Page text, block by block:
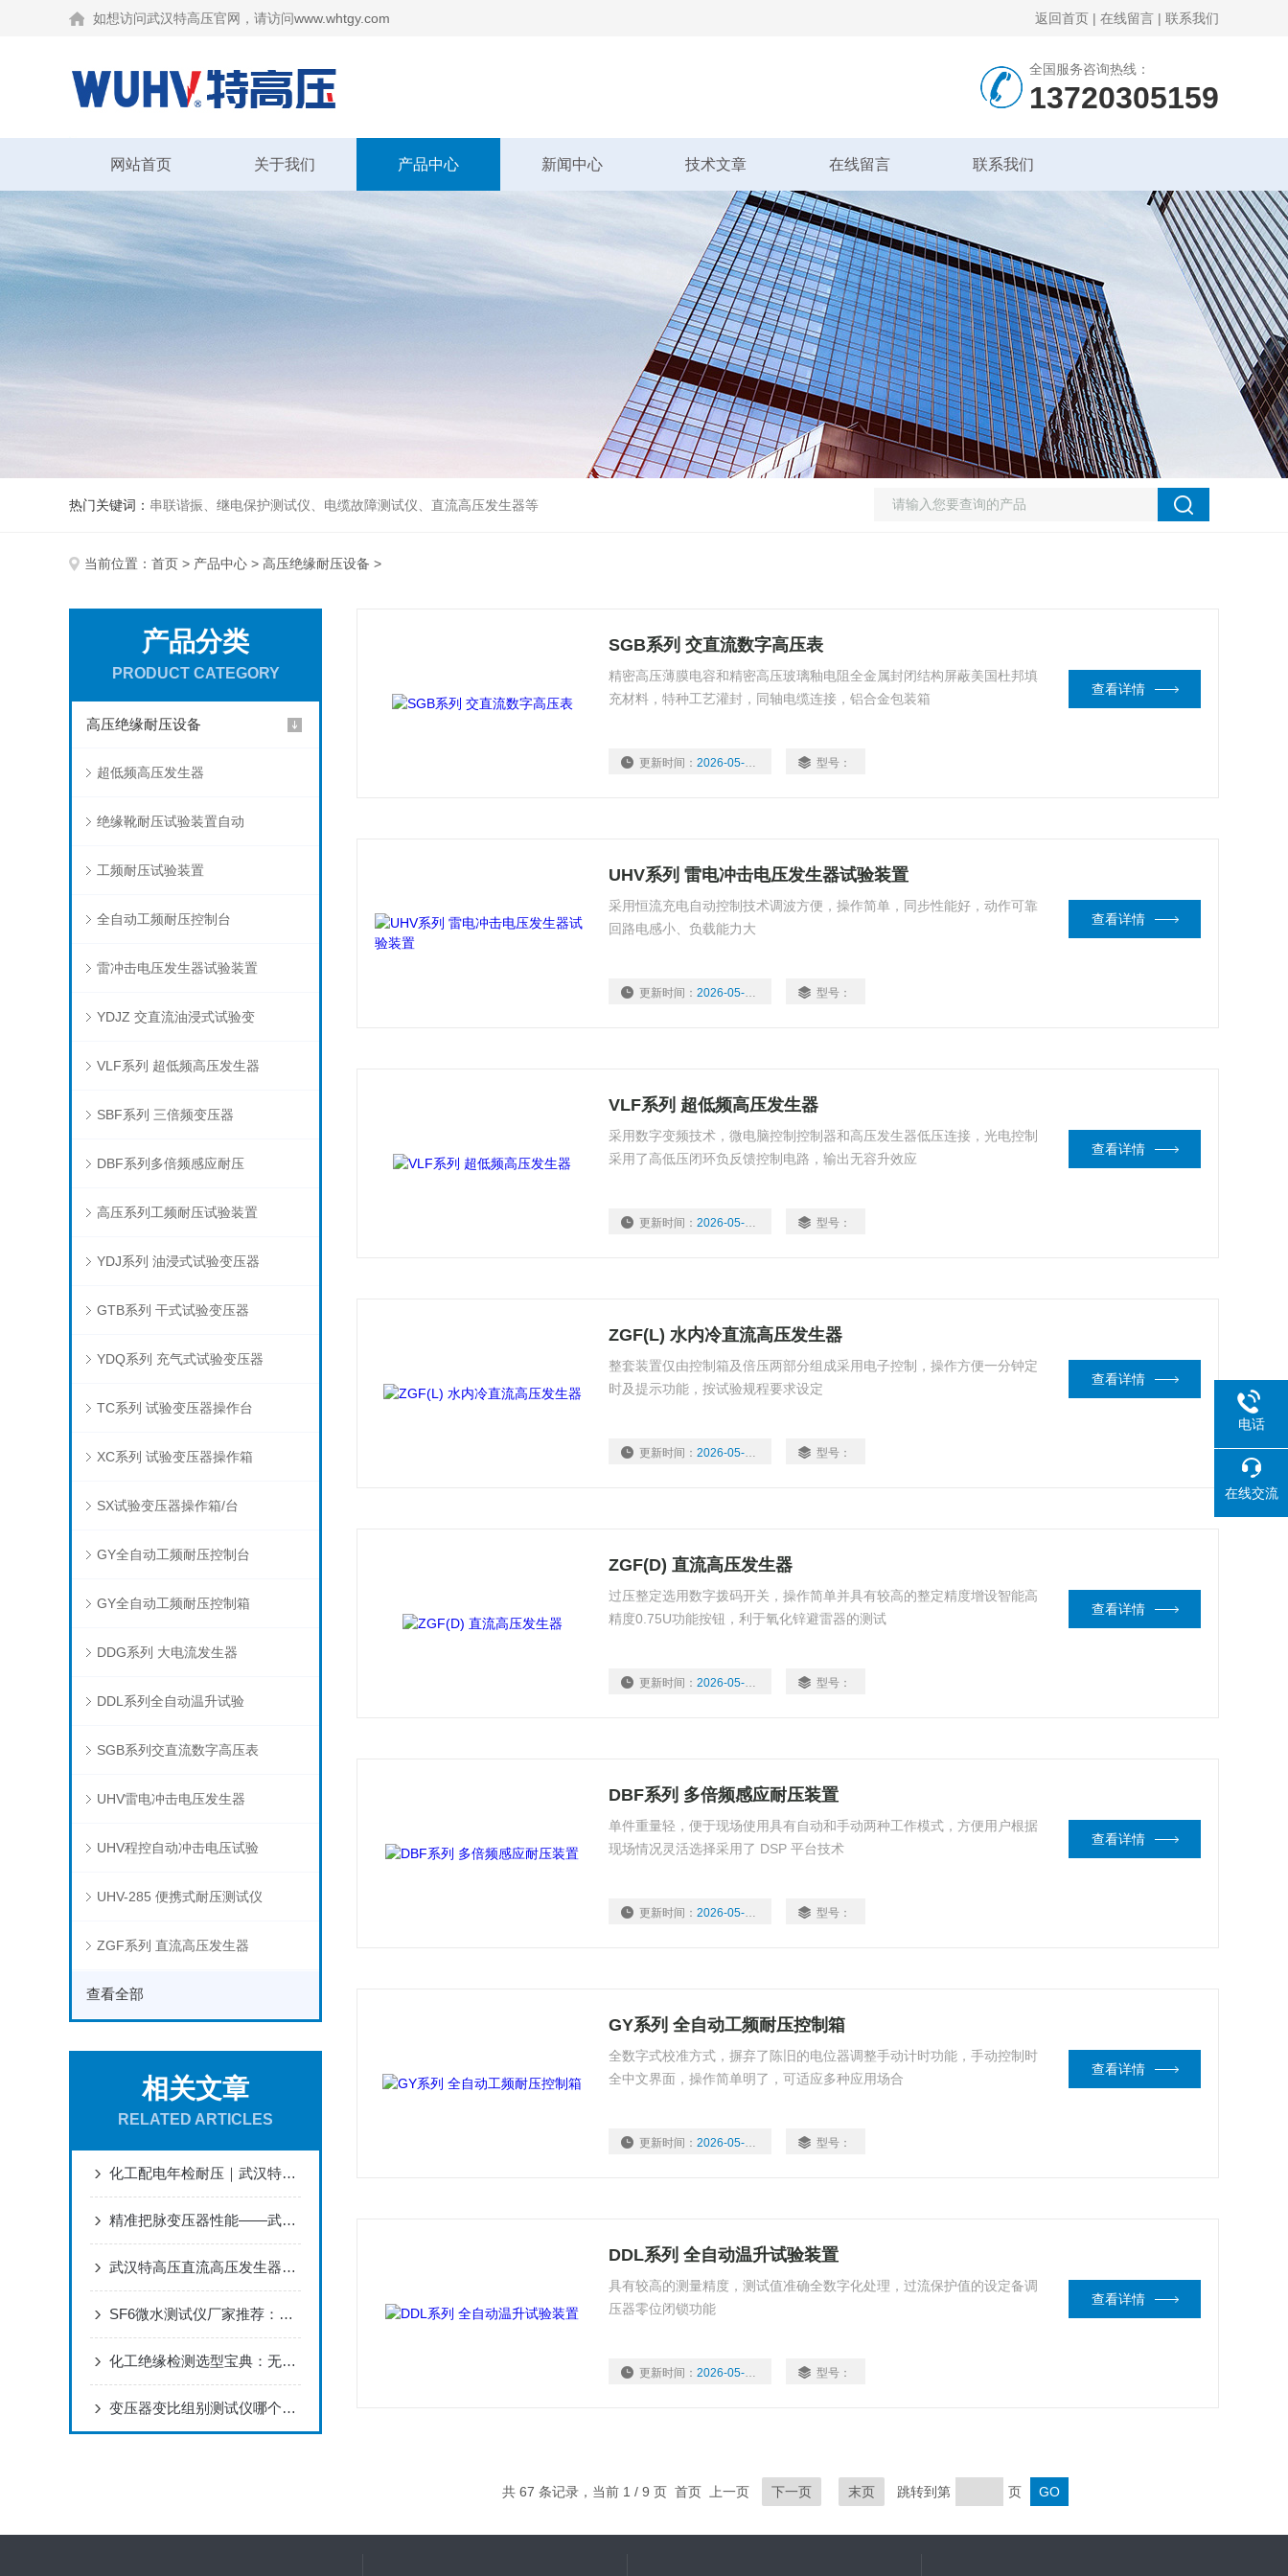
如想访问武汉特高压官网，请访问www.whtgy.com 返回首页 | 在线留言 | 联系我们
全国服务咨询热线：
13720305159
网站首页 关于我们 产品中心 新闻中心 技术文章 在线留言 联系我们
热门关键词： 串联谐振、继电保护测试仪、电缆故障测试仪、直流高压发生器等
当前位置： 首页 > 产品中心 > 高压绝缘耐压设备 >
产品分类
PRODUCT CATEGORY
高压绝缘耐压设备
超低频高压发生器
绝缘靴耐压试验装置自动
工频耐压试验装置
全自动工频耐压控制台
雷冲击电压发生器试验装置
YDJZ 交直流油浸式试验变
VLF系列 超低频高压发生器
SBF系列 三倍频变压器
DBF系列多倍频感应耐压
高压系列工频耐压试验装置
YDJ系列 油浸式试验变压器
GTB系列 干式试验变压器
YDQ系列 充气式试验变压器
TC系列 试验变压器操作台
XC系列 试验变压器操作箱
SX试验变压器操作箱/台
GY全自动工频耐压控制台
GY全自动工频耐压控制箱
DDG系列 大电流发生器
DDL系列全自动温升试验
SGB系列交直流数字高压表
UHV雷电冲击电压发生器
UHV程控自动冲击电压试验
UHV-285 便携式耐压测试仪
ZGF系列 直流高压发生器
查看全部
相关文章
RELATED ARTICLES
化工配电年检耐压｜武汉特高压工频耐压装置稳压精准不误判
精准把脉变压器性能——武汉特高压电力变压器变比测试仪获用户广泛好评
武汉特高压直流高压发生器：市场行情的晴雨表
SF6微水测试仪厂家推荐：守护气体绝缘“干燥度”
化工绝缘检测选型宝典：无局放耐压试验装置型号选择这样选不踩坑
变压器变比组别测试仪哪个厂家好？武汉特高压用现场实测数据回应用户选择
SGB系列 交直流数字高压表
精密高压薄膜电容和精密高压玻璃釉电阻全金属封闭结构屏蔽美国杜邦填
充材料，特种工艺灌封，同轴电缆连接，铝合金包装箱
更新时间：2026-05-22 型号：
查看详情
UHV系列 雷电冲击电压发生器试验装置
采用恒流充电自动控制技术调波方便，操作简单，同步性能好，动作可靠
回路电感小、负载能力大
更新时间：2026-05-22 型号：
查看详情
VLF系列 超低频高压发生器
采用数字变频技术，微电脑控制控制器和高压发生器低压连接，光电控制
采用了高低压闭环负反馈控制电路，输出无容升效应
更新时间：2026-05-22 型号：
查看详情
ZGF(L) 水内冷直流高压发生器
整套装置仅由控制箱及倍压两部分组成采用电子控制，操作方便一分钟定
时及提示功能，按试验规程要求设定
更新时间：2026-05-22 型号：
查看详情
ZGF(D) 直流高压发生器
过压整定选用数字拨码开关，操作简单并具有较高的整定精度增设智能高
精度0.75U功能按钮，利于氧化锌避雷器的测试
更新时间：2026-05-22 型号：
查看详情
DBF系列 多倍频感应耐压装置
单件重量轻，便于现场使用具有自动和手动两种工作模式，方便用户根据
现场情况灵活选择采用了 DSP 平台技术
更新时间：2026-05-22 型号：
查看详情
GY系列 全自动工频耐压控制箱
全数字式校准方式，摒弃了陈旧的电位器调整手动计时功能，手动控制时
全中文界面，操作简单明了，可适应多种应用场合
更新时间：2026-05-22 型号：
查看详情
DDL系列 全自动温升试验装置
具有较高的测量精度，测试值准确全数字化处理，过流保护值的设定备调
压器零位闭锁功能
更新时间：2026-05-22 型号：
查看详情
共 67 条记录，当前 1 / 9 页 首页 上一页 下一页 末页 跳转到第 页
电话
在线交流